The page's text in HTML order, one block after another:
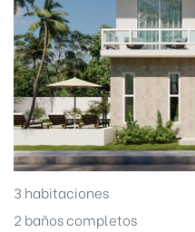
3 habitaciones
2 baños completos